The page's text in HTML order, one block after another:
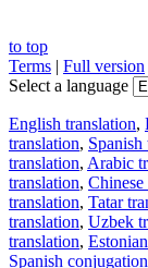
to top
Terms | Full version
Select a language
English translation,
translation, Spanish
translation, Arabic
translation, Chinese
translation, Tatar
translation, Uzbek
translation,
Spanish conjugation